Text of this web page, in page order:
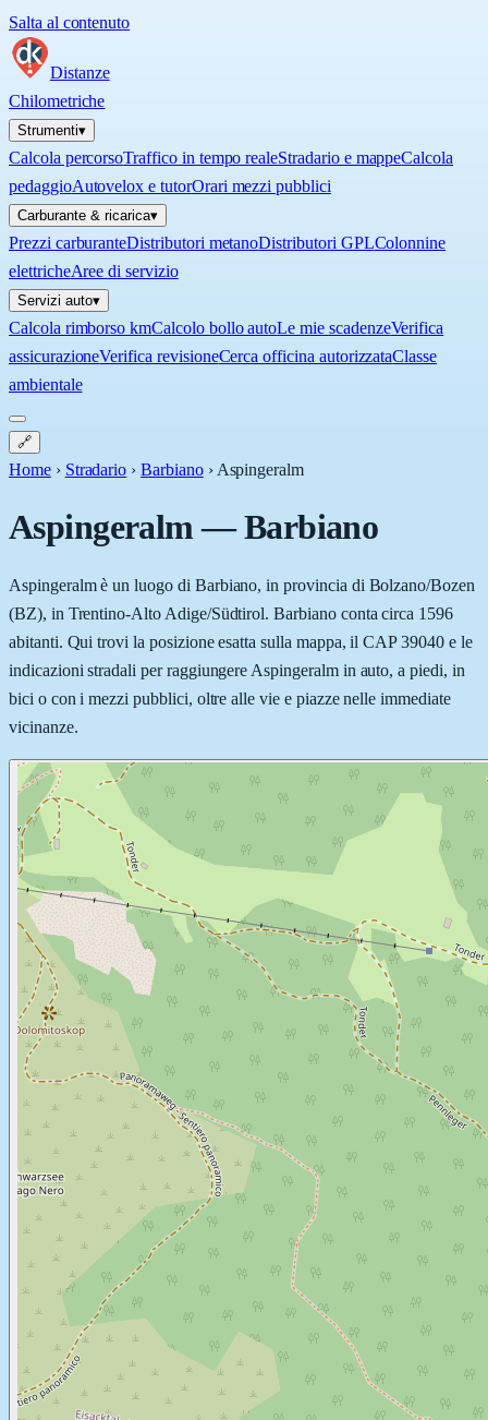
Salta al contenuto
Distanze
Chilometriche
Strumenti▾
Calcola percorsoTraffico in tempo realeStradario e mappeCalcola
pedaggioAutovelox e tutorOrari mezzi pubblici
Carburante & ricarica▾
Prezzi carburanteDistributori metanoDistributori GPLColonnine
elettricheAree di servizio
Servizi auto▾
Calcola rimborso kmCalcolo bollo autoLe mie scadenzeVerifica
assicurazioneVerifica revisioneCerca officina autorizzataClasse
ambientale
🔗
Home › Stradario › Barbiano › Aspingeralm
Aspingeralm—Barbiano
Aspingeralm è un luogo di Barbiano, in provincia di Bolzano/Bozen
(BZ), in Trentino-Alto Adige/Südtirol. Barbiano conta circa 1596
abitanti. Qui trovi la posizione esatta sulla mappa, il CAP 39040 e le
indicazioni stradali per raggiungere Aspingeralm in auto, a piedi, in
bici o con i mezzi pubblici, oltre alle vie e piazze nelle immediate
vicinanze.